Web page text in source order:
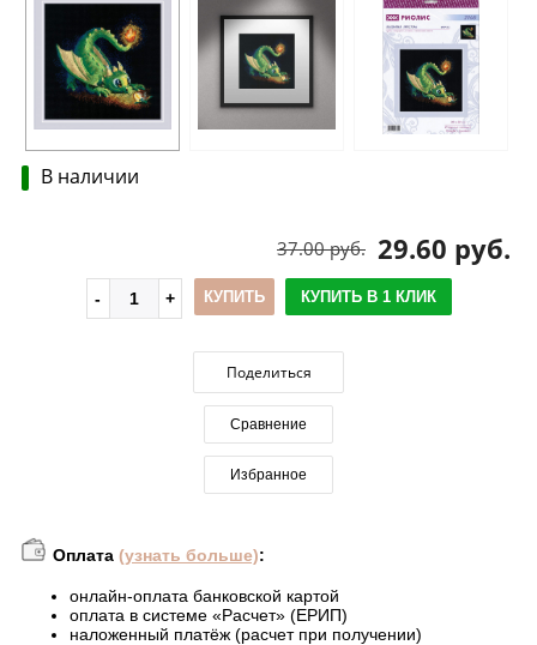
В наличии
29.60 руб.
37.00 руб.
КУПИТЬ КУПИТЬ В 1 КЛИК
Поделиться
Сравнение
Избранное
Оплата (узнать больше):
онлайн-оплата банковской картой
оплата в системе «Расчет» (ЕРИП)
наложенный платёж (расчет при получении)